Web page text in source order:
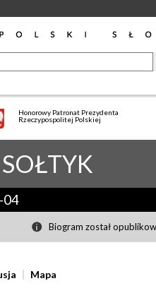
Honorowy Patronat Prezydenta
Rzeczypospolitej Polskiej
SOŁTYK
04
Biogram został
Mapa